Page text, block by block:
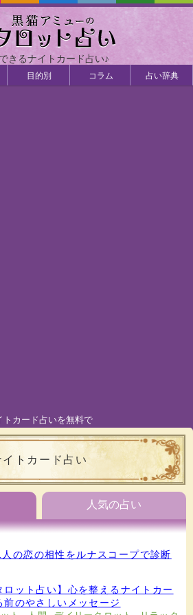
きるナイトカード占い♪
目的別 コラム 占い辞典
トカード占いを無料で
イトカード占い
人気の占い
人の恋の相性をルナスコープで診断
ロット占い】心を整えるナイトカー
前のやさしいメッセージ